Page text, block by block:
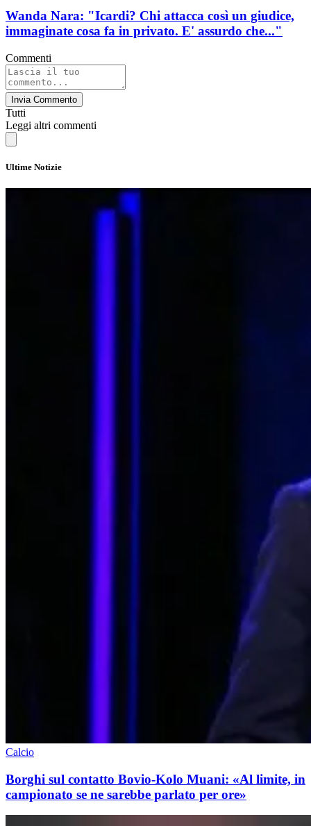
Wanda Nara: "Icardi? Chi attacca così un giudice,
immaginate cosa fa in privato. E' assurdo che..."
Commenti
Invia Commento
Tutti
Leggi altri commenti
Ultime Notizie
Calcio
Borghi sul contatto Bovio-Kolo Muani: «Al limite, in
campionato se ne sarebbe parlato per ore»